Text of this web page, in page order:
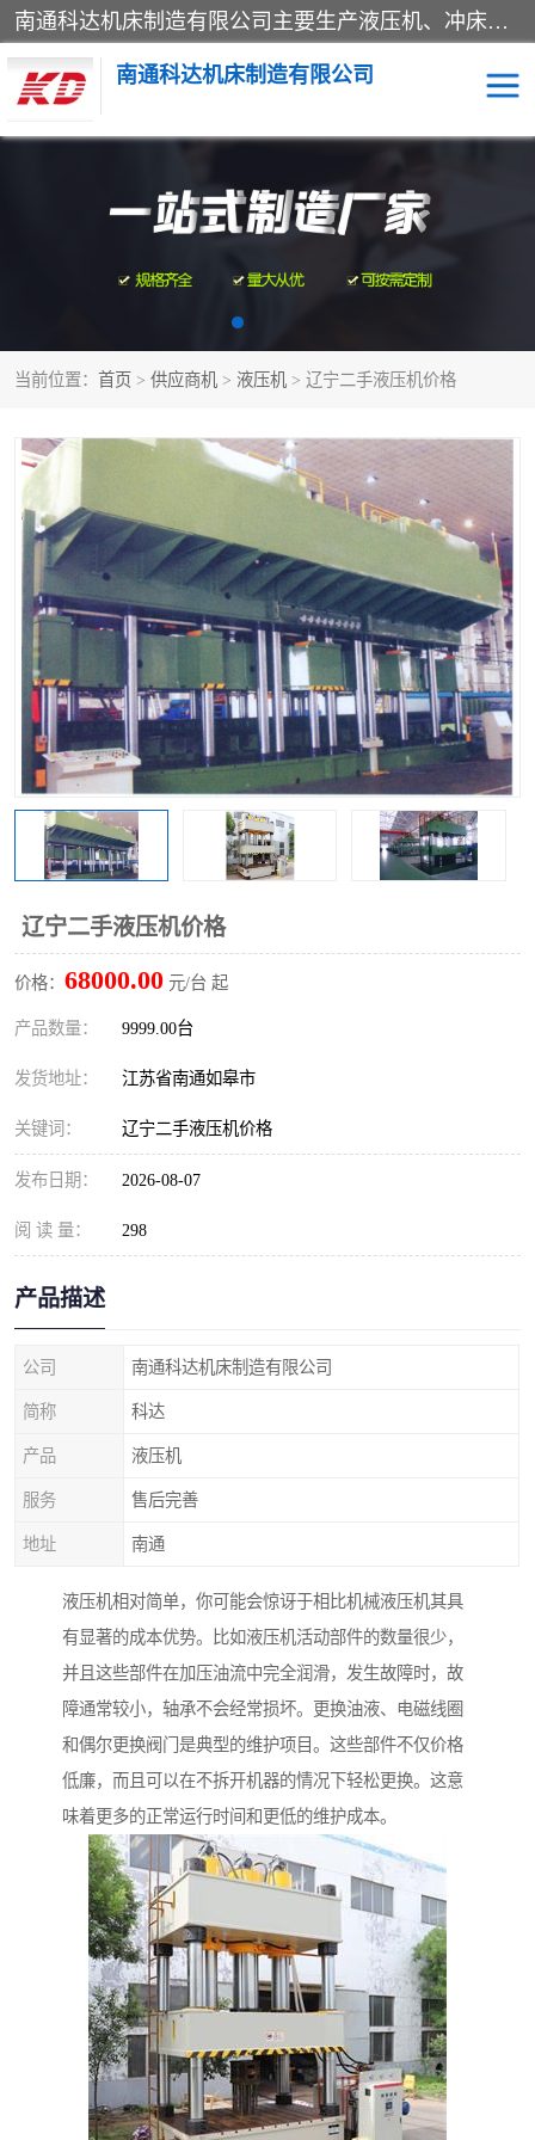
南通科达机床制造有限公司主要生产液压机、冲床、压力机等产品；本公司采用现代化企业的管理方法进行管理，立足于产品的质量管理，以优秀的品质、新颖的设计、合理的价格、完善的服务赢得广大客户的充分信赖和良好的口碑。领导层将运用科学管理方法及长期积累下来的经验和广泛领域吸取来新的技术不断调整产品结构，为市场提供精良的各类机械设备。企业将坚持与国内外各界朋友，真诚合作，共创辉煌。
南通科达机床制造有限公司
当前位置： 首页 > 供应商机 > 液压机 > 辽宁二手液压机价格
辽宁二手液压机价格
价格： 68000.00 元/台 起
产品数量： 9999.00台
发货地址： 江苏省南通如皋市
关键词： 辽宁二手液压机价格
发布日期： 2026-08-07
阅 读 量： 298
产品描述
公司 南通科达机床制造有限公司
简称 科达
产品 液压机
服务 售后完善
地址 南通
液压机相对简单，你可能会惊讶于相比机械液压机其具
有显著的成本优势。比如液压机活动部件的数量很少，
并且这些部件在加压油流中完全润滑，发生故障时，故
障通常较小，轴承不会经常损坏。更换油液、电磁线圈
和偶尔更换阀门是典型的维护项目。这些部件不仅价格
低廉，而且可以在不拆开机器的情况下轻松更换。这意
味着更多的正常运行时间和更低的维护成本。
四柱液压机 液压机
卷板机